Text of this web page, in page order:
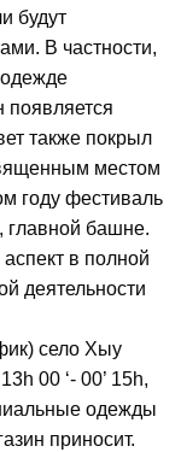
будут
В частности,
появляется
также покрыл
местом
году фестиваль
главной башне.
в полной
деятельности
село Хыу
00 ‘- 00’ 15h,
одежды
приносит.